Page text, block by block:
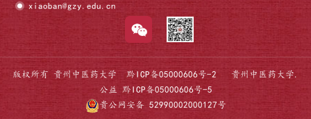
xiaoban@gzy.edu.cn
版权所有 贵州中医药大学 黔ICP备05000606号-2 贵州中医药大学.
公益 黔ICP备05000606号-5
贵公网安备 52990002000127号